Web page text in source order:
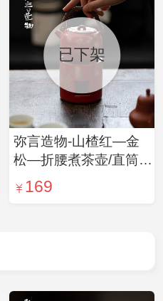
已下架
弥言造物-山楂红—金
松—折腰煮茶壶/直筒酒
精炉
169